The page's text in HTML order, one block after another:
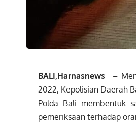
BALI,Harnasnews –
2022, Kepolisian Daerah
Polda Bali membentuk
pemeriksaan terhadap